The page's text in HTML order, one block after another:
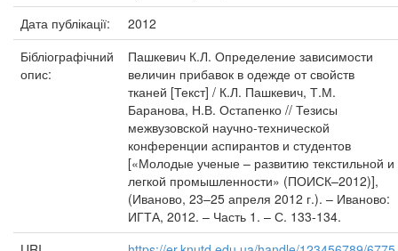
Дата публікації:
2012
Бібліографічний
опис:
Пашкевич К.Л. Определение зависимости
величин прибавок в одежде от свойств
тканей [Текст] / К.Л. Пашкевич, Т.М.
Баранова, Н.В. Остапенко // Тезисы
межвузовской научно-технической
конференции аспирантов и студентов
[«Молодые ученые – развитию текстильной и
легкой промышленности» (ПОИСК–2012)],
(Иваново, 23–25 апреля 2012 г.). – Иваново:
ИГТА, 2012. – Часть 1. – С. 133-134.